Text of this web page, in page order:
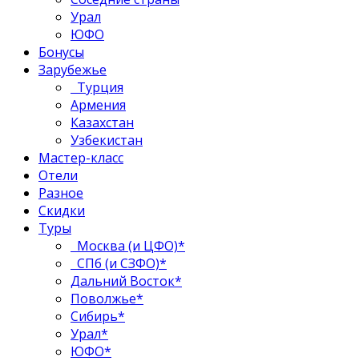
Урал
ЮФО
Бонусы
Зарубежье
Турция
Армения
Казахстан
Узбекистан
Мастер-класс
Отели
Разное
Скидки
Туры
Москва (и ЦФО)*
СПб (и СЗФО)*
Дальний Восток*
Поволжье*
Сибирь*
Урал*
ЮФО*